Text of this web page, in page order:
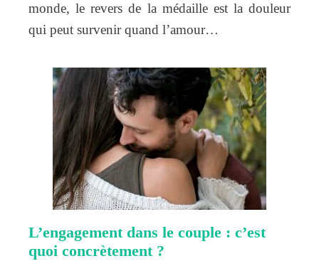
monde, le revers de la médaille est la douleur
qui peut survenir quand l’amour…
L’engagement dans le couple : c’est
quoi concrètement ?